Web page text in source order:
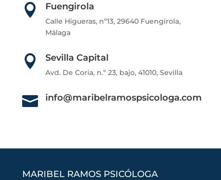
 Fuengirola
Calle Higueras, nº13, 29640 Fuengirola,
Málaga
 Sevilla Capital
Avd. De Coria, n.º 23, bajo, 41010, Sevilla
 info@maribelramospsicologa.com
MARIBEL RAMOS PSICÓLOGA